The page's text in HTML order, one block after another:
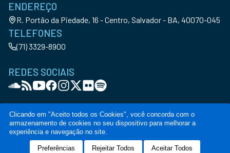
ENDEREÇO
R. Portão da Piedade, 16 - Centro, Salvador - BA, 40070-045
TELEFONES
(71) 3329-8900
REDES SOCIAIS
© Copyright OAB-BA. All Rights Reserved
Canal de denúncia
Clicando em "Aceito todos os Cookies", você concorda com o
armazenamento de cookies no seu dispositivo para melhorar a
experiência e navegação no site.
Preferências Rejeitar Todos Aceitar Todos